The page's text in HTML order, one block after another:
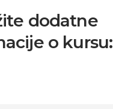
dodatne
o kursu: